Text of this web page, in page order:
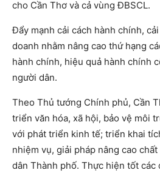
cho Cần Thơ và cả vùng ĐBSCL.
Đẩy mạnh cải cách hành chính,
doanh nhằm nâng cao thứ hạng
hành chính, hiệu quả hành chính
người dân.
Theo Thủ tướng Chính phủ, Cần
triển văn hóa, xã hội, bảo vệ môi
với phát triển kinh tế; triển khai
nhiệm vụ, giải pháp nâng cao
dân Thành phố. Thực hiện tốt các